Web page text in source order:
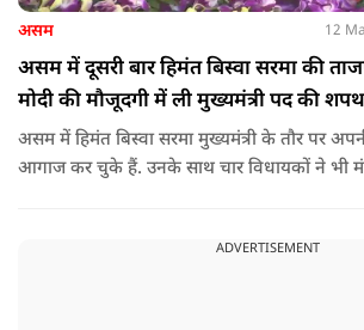
असम 12
असम में दूसरी बार हिमंत बिस्वा सरमा की
मोदी की मौजूदगी में ली मुख्यमंत्री पद की शपथ
असम में हिमंत बिस्वा सरमा मुख्यमंत्री के तौर पर
आगाज कर चुके हैं. उनके साथ चार विधायकों ने भी
ADVERTISEMENT